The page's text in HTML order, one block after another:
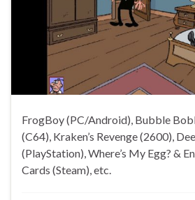
FrogBoy (PC/Android), Bubble
(C64), Kraken’s Revenge (2600),
(PlayStation), Where’s My Egg? &
Cards (Steam), etc.